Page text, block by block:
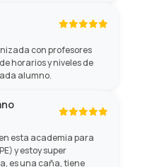
nuestro inglés. Sin
con profesores
horarios y niveles de
alumno.
esta academia para
y estoy super
es una caña, tiene